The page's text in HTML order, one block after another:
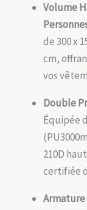
Volume
de 300 x
cm,
vos
Double
Équipée
210D
certifiée